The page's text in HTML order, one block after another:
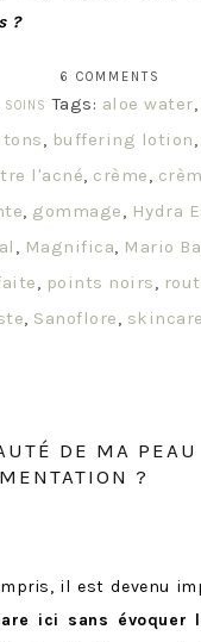
?
6 COMMENTS
SOINS Tags: aloe water,
, buffering lotion,
l'acné, crème,
, gommage, Hydra
, Magnifica, Mario
, points noirs,
, Sanoflore, skincare
DE MA
?
il est devenu
ici sans évoquer